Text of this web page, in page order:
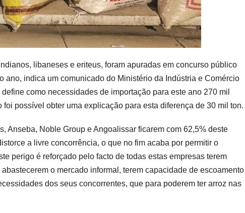
libaneses e eriteus, foram apuradas em concurso público
ano, indica um comunicado do Ministério da Indústria e Comércio
como necessidades de importação para este ano 270 mil
possível obter uma explicação para esta diferença de 30 mil ton.
Anseba, Noble Group e Angoalissar ficarem com 62,5% deste
a livre concorrência, o que no fim acaba por permitir o
perigo é reforçado pelo facto de todas estas empresas terem
o mercado informal, terem capacidade de escoamento
dos seus concorrentes, que para poderem ter arroz nas